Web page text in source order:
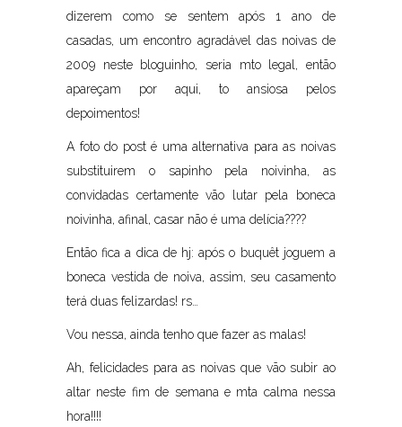
dizerem como se sentem após 1 ano de
casadas, um encontro agradável das noivas de
2009 neste bloguinho, seria mto legal, então
apareçam por aqui, to ansiosa pelos
depoimentos!
A foto do post é uma alternativa para as noivas
substituirem o sapinho pela noivinha, as
convidadas certamente vão lutar pela boneca
noivinha, afinal, casar não é uma delícia????
Então fica a dica de hj: após o buquêt joguem a
boneca vestida de noiva, assim, seu casamento
terá duas felizardas! rs…
Vou nessa, ainda tenho que fazer as malas!
Ah, felicidades para as noivas que vão subir ao
altar neste fim de semana e mta calma nessa
hora!!!!